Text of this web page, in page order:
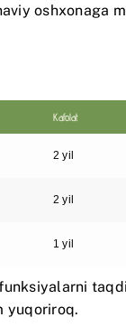
oshxonaga
Kafolat
2 yil
2 yil
1 yil
yuqoriroq.